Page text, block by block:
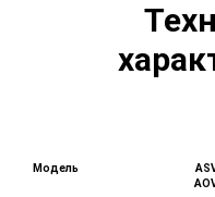
Модель